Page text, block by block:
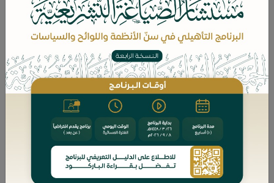
ويضم هذا العدد من السلسلة ملخصات الأبحاث
التالية:
تفريد العقوبة التعزيرية.
الحجز التنفيذي على أموال المحكوم عليه.
التعدي على براءة الاختراع وعقوبته في الفقه
الضوابط الفقهية للإتلاف والآثار المترتبة عليه.